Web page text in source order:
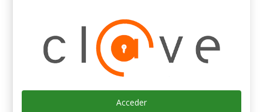
Acceder